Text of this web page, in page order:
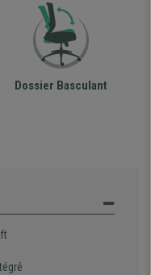
Dossier Basculant